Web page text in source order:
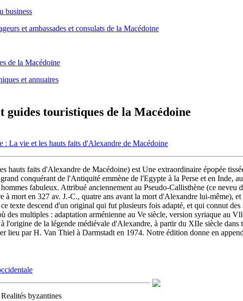
business
et ambassades et consulats de la Macédoine
de la Macédoine
et annuaires
guides touristiques de la Macédoine
: La vie et les hauts faits d'Alexandre de Macédoine
hauts faits d'Alexandre de Macédoine) est Une extraordinaire épopée
conquérant de l'Antiquité emmène de l'Egypte à la Perse et en Inde,
fabuleux. Attribué anciennement au Pseudo-Callisthène (ce
à mort en 327 av. J.-C., quatre ans avant la mort d'Alexandre lui-même),
texte descend d'un original qui fut plusieurs fois adapté, et qui connut
des multiples : adaptation arménienne au Ve siècle, version syriaque au
l'origine de la légende médiévale d'Alexandre, à partir du XIIe siècle
lieu par H. Van Thiel à Darmstadt en 1974. Notre édition donne en
byzantines